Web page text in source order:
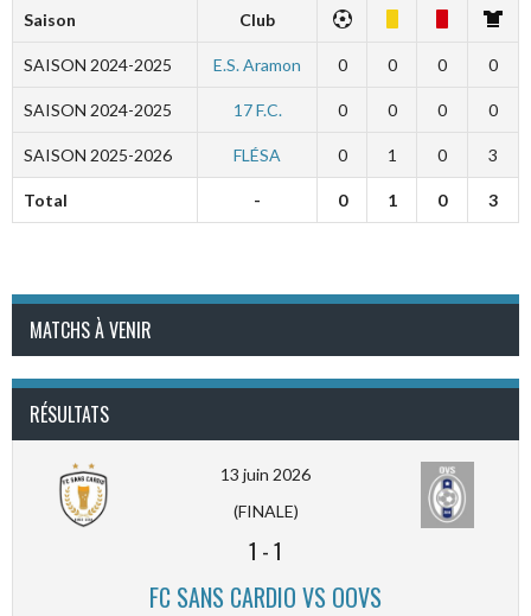
Saison Club
SAISON 2024-2025 E.S. Aramon 0 0 0 0
SAISON 2024-2025 17 F.C. 0 0 0 0
SAISON 2025-2026 FLÉSA 0 1 0 3
Total - 0 1 0 3
MATCHS À VENIR
RÉSULTATS
13 juin 2026
(FINALE)
1 -1
FC SANS CARDIO VS OOVS